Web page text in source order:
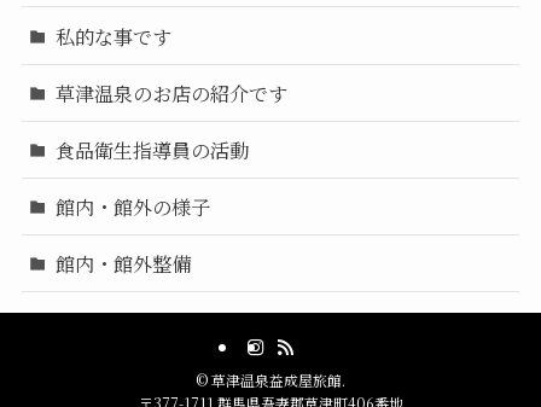
私的な事です
草津温泉のお店の紹介です
食品衛生指導員の活動
館内・館外の様子
館内・館外整備
©草津温泉益成屋旅館.